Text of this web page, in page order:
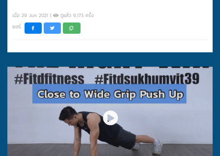
เมื่อ 29 Jun 2021 | ดูแล้ว 9,173 ครั้ง
แชร์